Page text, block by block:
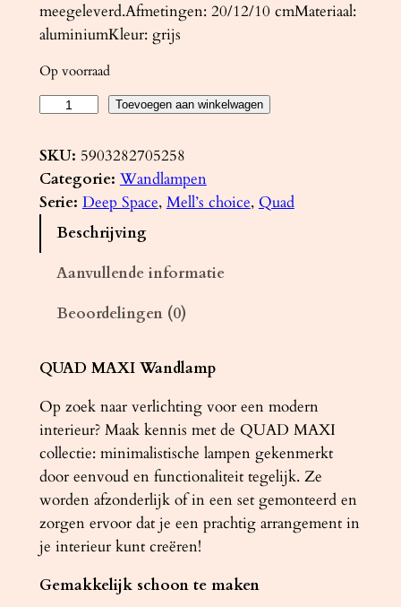
meegeleverd.Afmetingen: 20/12/10 cmMateriaal:
aluminiumKleur: grijs
Op voorraad
n
d
l
D
A
X
I
g
r
i
j
a
Toevoegen aan winkelwagen
SKU: 5903282705258
Categorie: Wandlampen
Serie: Deep Space, Mell’s choice, Quad
Beschrijving
Aanvullende informatie
Beoordelingen (0)
QUAD MAXI Wandlamp
Op zoek naar verlichting voor een modern
interieur? Maak kennis met de QUAD MAXI
collectie: minimalistische lampen gekenmerkt
door eenvoud en functionaliteit tegelijk. Ze
worden afzonderlijk of in een set gemonteerd en
zorgen ervoor dat je een prachtig arrangement in
je interieur kunt creëren!
Gemakkelijk schoon te maken